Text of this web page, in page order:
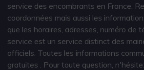
service des encombrants en France.
coordonnées mais aussi les
que les horaires, adresses, numéro de
service est un service distinct des
officiels. Toutes les informations
gratuites
. Pour toute question,